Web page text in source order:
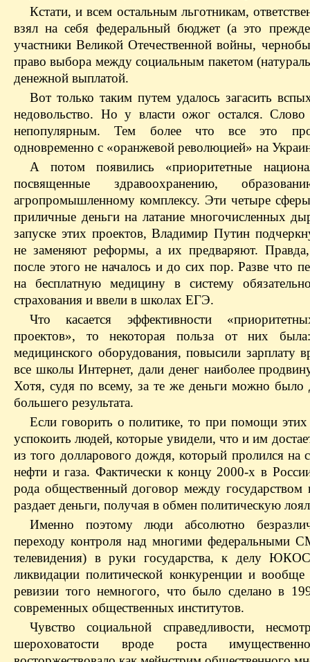
Кстати, и всем остальным льготникам,
взял на себя федеральный бюджет (а это
участники Великой Отечественной войны,
право выбора между социальным пакетом
денежной выплатой.
Вот только таким путем удалось загасить
недовольство. Но у власти ожог остался.
непопулярным. Тем более что все это
одновременно с «оранжевой революцией» на
А потом появились «приоритетные
посвященные здравоохранению,
агропромышленному комплексу. Эти четыре
приличные деньги на латание многочисленных
запуске этих проектов, Владимир Путин
не заменяют реформы, а их предваряют.
после этого не началось и до сих пор. Разве что
на бесплатную медицину в систему
страхования и ввели в школах ЕГЭ.
Что касается эффективности
проектов», то некоторая польза от них
медицинского оборудования, повысили зарплату
все школы Интернет, дали денег наиболее
Хотя, судя по всему, за те же деньги можно было
большего результата.
Если говорить о политике, то при помощи этих
успокоить людей, которые увидели, что и им
из того долларового дождя, который пролился на
нефти и газа. Фактически к концу 2000-х в
рода общественный договор между государством
раздает деньги, получая в обмен политическую
Именно поэтому люди абсолютно
переходу контроля над многими федеральными
телевидения) в руки государства, к делу
ликвидации политической конкуренции и вообще
ревизии того немногого, что было сделано в
современных общественных институтов.
Чувство социальной справедливости,
шероховатости вроде роста